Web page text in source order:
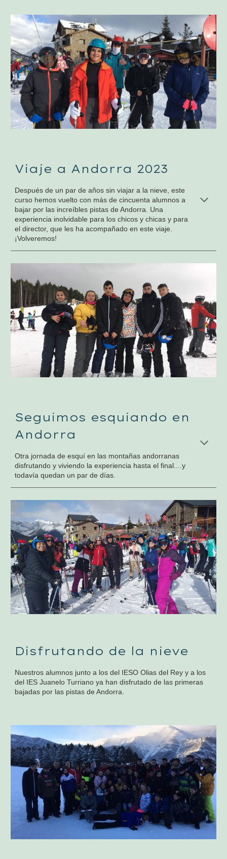
Viaje a Andorra 2023
Después de un par de años sin viajar a la nieve, este
curso hemos vuelto con más de cincuenta alumnos a
bajar por las increíbles pistas de Andorra. Una
experiencia inolvidable para los chicos y chicas y para
el director, que les ha acompañado en este viaje.
¡Volveremos!
Seguimos esquiando en
Andorra
Otra jornada de esquí en las montañas andorranas
disfrutando y viviendo la experiencia hasta el final....y
todavía quedan un par de días.
Disfrutando de la nieve
Nuestros alumnos junto a los del IESO Olias del Rey y a los
del IES Juanelo Turriano ya han disfrutado de las primeras
bajadas por las pistas de Andorra.